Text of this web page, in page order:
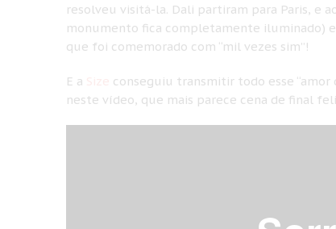
resolveu visitá-la. Dali partiram para Paris, e
monumento fica completamente iluminado)
que foi comemorado com “mil vezes sim”!
E a
conseguiu transmitir todo esse
neste vídeo, que mais parece cena de final